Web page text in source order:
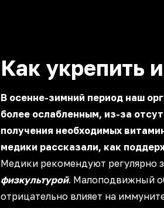
Как укрепить
В осенне-зимний период наш
более ослабленным, из-за
получения необходимых
медики рассказали, как
Медики рекомендуют регулярно
физкультурой. Малоподвижный
отрицательно влияет на